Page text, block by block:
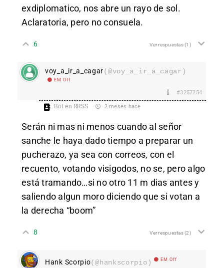
exdiplomatico, nos abre un rayo de sol.
Aclaratoria, pero no consuela.
6 Ver respuestas(1)
voy_a_ir_a_cagar(@voy_a_ir_a_cagar)
EM Off
#3257254
Bot en RRSS 2 meses hace
Serán ni mas ni menos cuando al señor
sanche le haya dado tiempo a preparar un
pucherazo, ya sea con correos, con el
recuento, votando visigodos, no se, pero algo
está tramando…si no otro 11 m dias antes y
saliendo algun moro diciendo que si votan a
la derecha “boom”
8 Ver respuestas(2)
Hank Scorpio(@hankscorpio) EM Off